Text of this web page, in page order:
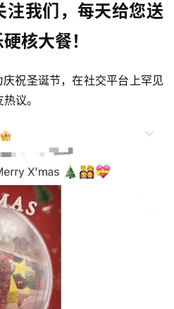
注我们，每天给您送
核大餐！
祝圣诞节，在社交平台上罕见
议。